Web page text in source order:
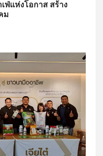
ฟ่แห่งโอกาส สร้าง
ม